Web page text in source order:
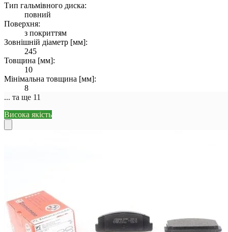
Тип гальмівного диска:
повний
Поверхня:
з покриттям
Зовнішній діаметр [мм]:
245
Товщина [мм]:
10
Мінімальна товщина [мм]:
8
... та ще 11
Висока якість